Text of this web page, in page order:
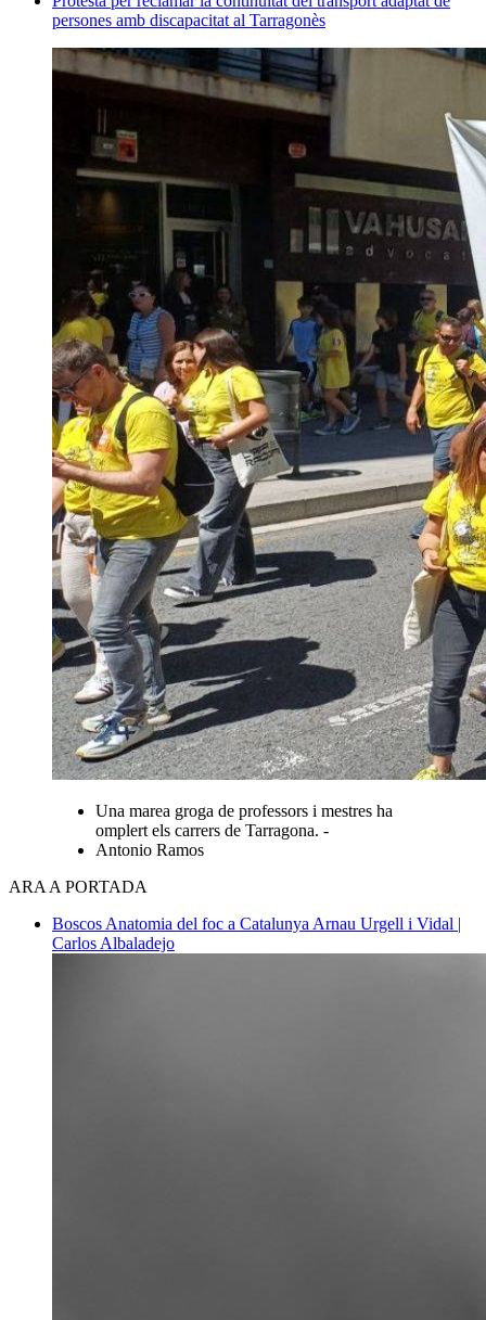
persones amb discapacitat al Tarragonès
Una marea groga de professors i mestres ha
omplert els carrers de Tarragona. -
Antonio Ramos
ARA A PORTADA
Boscos Anatomia del foc a Catalunya Arnau Urgell i Vidal |
Carlos Albaladejo